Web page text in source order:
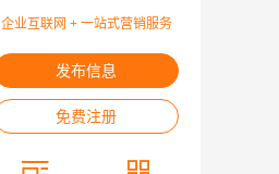
企业互联网 + 一站式营销服务
发布信息
免费注册